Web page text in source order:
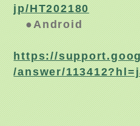
jp/HT202180
●Android
https://
/answer/